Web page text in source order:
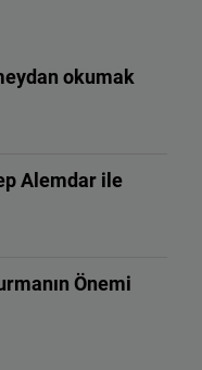
okumak
Alemdar ile
Önemi